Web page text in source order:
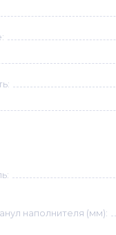
наполнителя (мм):